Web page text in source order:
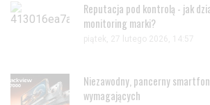
Reputacja pod kontrolą - jak
monitoring marki?
piątek, 27 lutego 2026, 14:57
Niezawodny, pancerny
wymagających